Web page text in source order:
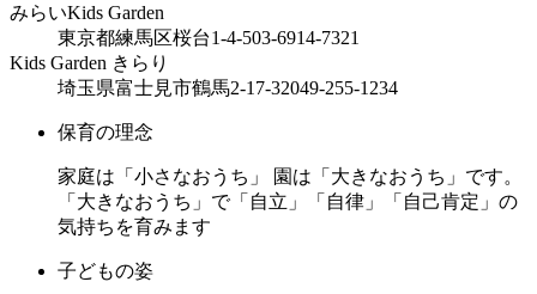
みらいKids Garden
東京都練馬区桜台1-4-503-6914-7321
Kids Garden きらり
埼玉県富士見市鶴馬2-17-32049-255-1234
保育の理念
家庭は「小さなおうち」 園は「大きなおうち」です。
「大きなおうち」で「自立」「自律」「自己肯定」の
気持ちを育みます
子どもの姿